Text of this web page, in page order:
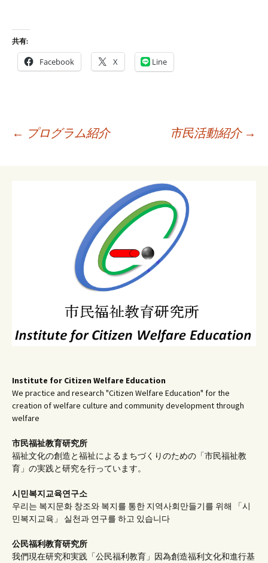
共有:
Facebook X Line
← プログラム紹介 市民活動紹介 →
Institute for Citizen Welfare Education
We practice and research "Citizen Welfare Education" for the
creation of welfare culture and community development through
welfare
市民福祉教育研究所
福祉文化の創造と福祉によるまちづくりのための「市民福祉教
育」の実践と研究を行っています。
시민복지교육연구소
우리는 복지문화 창조와 복지를 통한 지역사회만들기를 위해 「시
민복지교육」 실천과 연구를 하고 있습니다
公民福利教育研究所
我們現在研究和実践「公民福利教育」因為創造福利文化和進行基